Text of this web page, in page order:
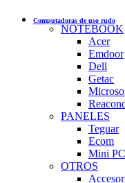
Computadoras de uso rudo
NOTEBOOK
Acer
Emdoor
Dell
Getac
PANELES
Teguar
Ecom
Mini PC
OTROS